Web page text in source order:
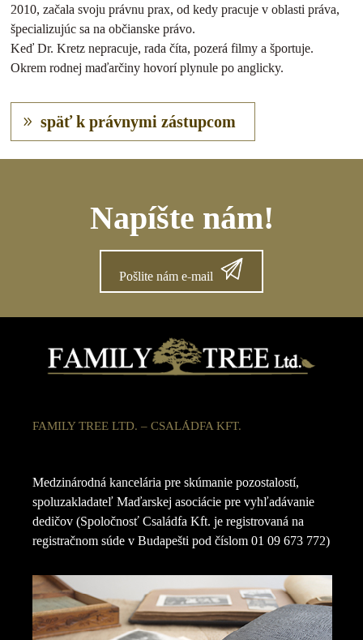
2010, začala svoju právnu prax, od kedy pracuje v oblasti práva,
špecializujúc sa na občianske právo.
Keď Dr. Kretz nepracuje, rada číta, pozerá filmy a športuje.
Okrem rodnej maďarčiny hovorí plynule po anglicky.
späť k právnymi zástupcom
Napíšte nám!
Pošlite nám e-mail
FAMILY TREE LTD. – CSALÁDFA KFT.
Medzinárodná kancelária pre skúmanie pozostalostí,
spoluzakladateľ Maďarskej asociácie pre vyhľadávanie
dedičov (Spoločnosť Családfa Kft. je registrovaná na
registračnom súde v Budapešti pod číslom 01 09 673 772)